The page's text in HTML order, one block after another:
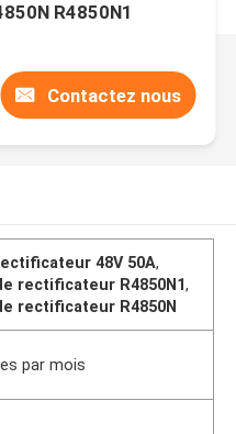
R4850N1
Contactez nous
48V 50A,
rectificateur R4850N1,
rectificateur R4850N
par mois